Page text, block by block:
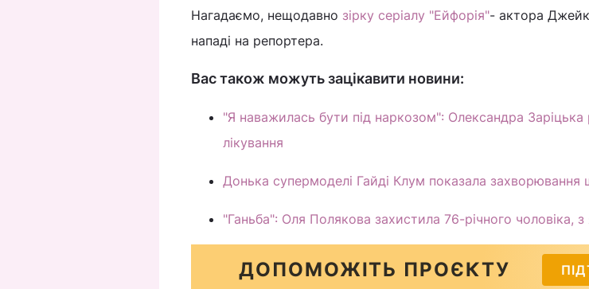
Нагадаємо, нещодавно зірку серіалу "Ейфорія"- актора
нападі на репортера.
Вас також можуть зацікавити новини:
"Я наважилась бути під наркозом": Олександра
лікування
Донька супермоделі Гайді Клум показала захворювання
"Ганьба": Оля Полякова захистила 76-річного чоловіка,
ДОПОМОЖІТЬ ПРОЄКТУ